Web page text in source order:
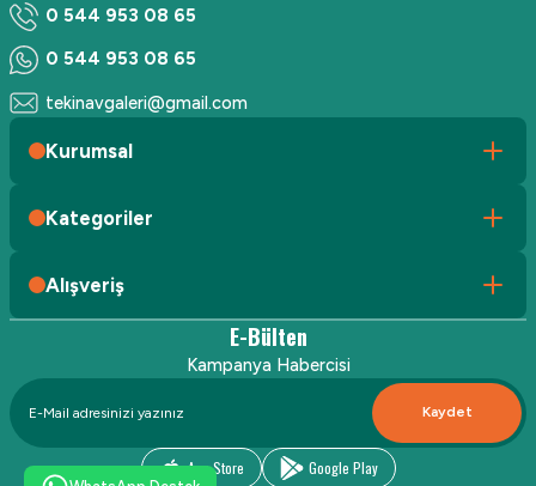
0 544 953 08 65
0 544 953 08 65
tekinavgaleri@gmail.com
Kurumsal
Kategoriler
Alışveriş
E-Bülten
Kampanya Habercisi
Kaydet
App Store Google Play